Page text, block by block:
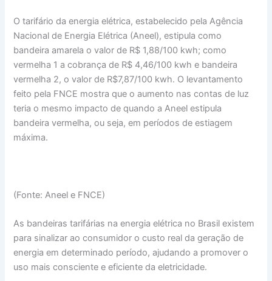
O tarifário da energia elétrica, estabelecido pela Agência
Nacional de Energia Elétrica (Aneel), estipula como
bandeira amarela o valor de R$ 1,88/100 kwh; como
vermelha 1 a cobrança de R$ 4,46/100 kwh e bandeira
vermelha 2, o valor de R$7,87/100 kwh. O levantamento
feito pela FNCE mostra que o aumento nas contas de luz
teria o mesmo impacto de quando a Aneel estipula
bandeira vermelha, ou seja, em períodos de estiagem
máxima.
(Fonte: Aneel e FNCE)
As bandeiras tarifárias na energia elétrica no Brasil existem
para sinalizar ao consumidor o custo real da geração de
energia em determinado período, ajudando a promover o
uso mais consciente e eficiente da eletricidade.